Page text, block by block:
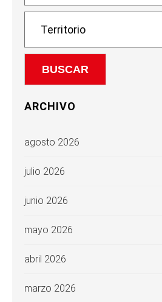
ARCHIVO
agosto 2026
julio 2026
junio 2026
mayo 2026
abril 2026
marzo 2026